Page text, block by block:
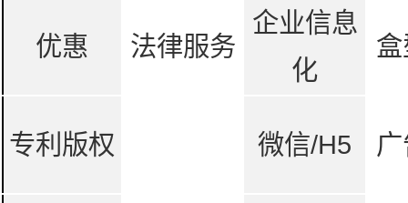
优惠 法律服务
企业信息
化
专利版权 微信/H5